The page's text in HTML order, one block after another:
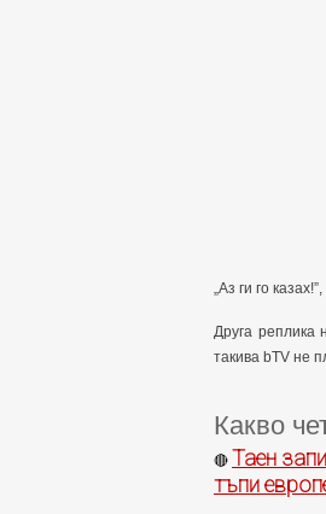
„Аз ги го
Друга реплика
такива bTV не
Какво
🔴 Таен
тъпи